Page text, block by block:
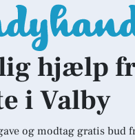
hjælp
i Valby
og modtag gratis bud